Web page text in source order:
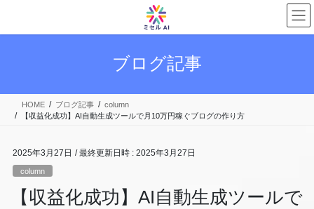
テ
ス
ゲ
ン
ブログ記事
HOME ブログ記事
column
【収益化成功】AI自動生成ツールで月10万円稼ぐブログの作り方
2025年3月27日 / 最終更新日時 : 2025年3月27日
column
【収益化成功】AI自動生成ツールで